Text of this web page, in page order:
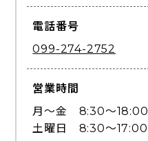
電話番号
099-274-2752
営業時間
月〜金 8:30〜18:00
土曜日 8:30〜17:00